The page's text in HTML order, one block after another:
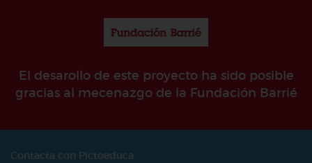
El desarollo de este proyecto ha sido posible
gracias al mecenazgo de la Fundación Barrié
Contacta con Pictoeduca